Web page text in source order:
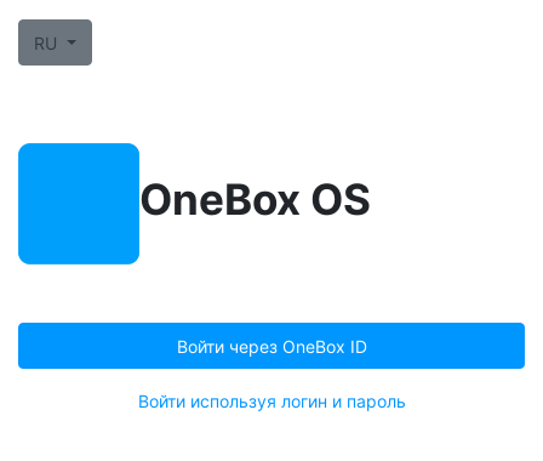
RU
OneBox OS
Войти через OneBox ID
Войти используя логин и пароль